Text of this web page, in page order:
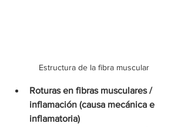
Estructura de la fibra muscular
Roturas en fibras musculares /
inflamación (causa mecánica e
inflamatoria)